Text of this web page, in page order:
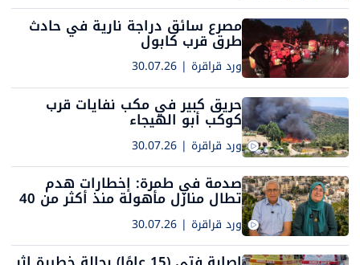
مصرع سائق دراجة نارية في حادث
طرق قرب كابول
ورد قراقرة |
30.07.26
حريق كبير في مكب نفايات قرب
كوكب أبو الهيجاء
ورد قراقرة |
30.07.26
صدمة في طمرة: إخطارات هدم
تطال منازل مأهولة منذ أكثر من 40
عامًا
ورد قراقرة |
30.07.26